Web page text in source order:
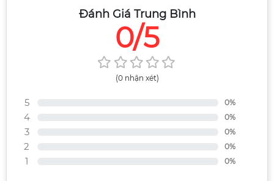
Đánh Giá Trung Bình
0/5
(0 nhận xét)
5 0%
4 0%
3 0%
2 0%
1 0%